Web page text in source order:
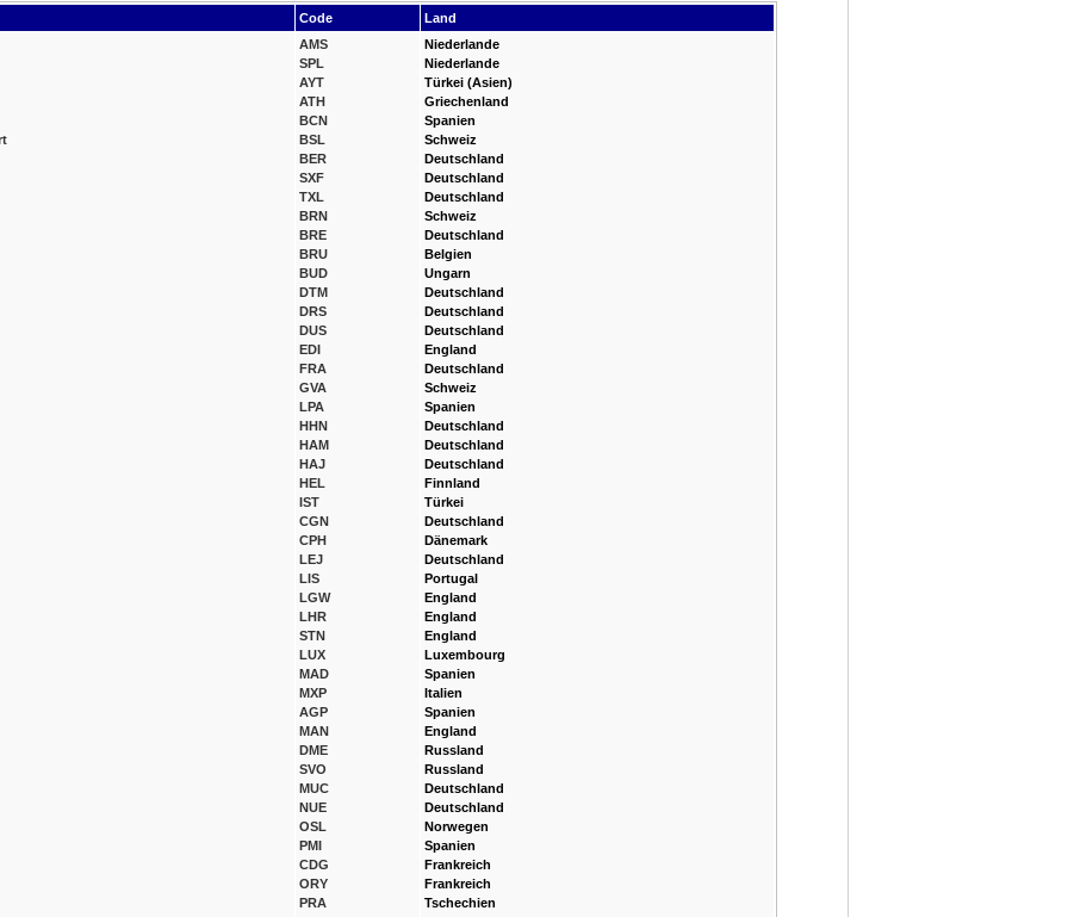
Code
Land
AMS
SPL
AYT
ATH
BCN
BSL
BER
SXF
TXL
BRN
BRE
BRU
BUD
DTM
DRS
DUS
EDI
FRA
GVA
LPA
HHN
HAM
HAJ
HEL
IST
CGN
CPH
LEJ
LIS
LGW
LHR
STN
LUX
MAD
MXP
AGP
MAN
DME
SVO
MUC
NUE
OSL
PMI
CDG
ORY
PRA
Niederlande
Niederlande
Türkei (Asien)
Griechenland
Spanien
Schweiz
Deutschland
Deutschland
Deutschland
Schweiz
Deutschland
Belgien
Ungarn
Deutschland
Deutschland
Deutschland
England
Deutschland
Schweiz
Spanien
Deutschland
Deutschland
Deutschland
Finnland
Türkei
Deutschland
Dänemark
Deutschland
Portugal
England
England
England
Luxembourg
Spanien
Italien
Spanien
England
Russland
Russland
Deutschland
Deutschland
Norwegen
Spanien
Frankreich
Frankreich
Tschechien